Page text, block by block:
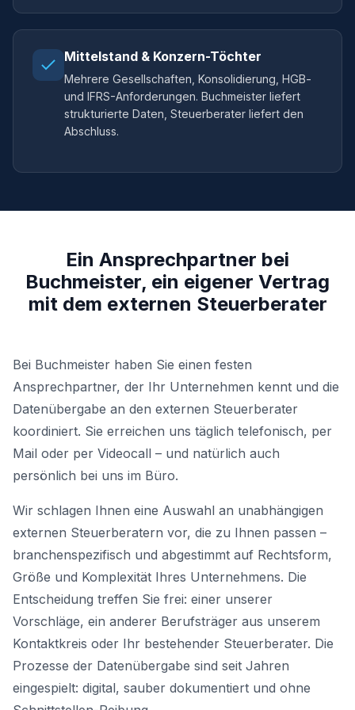
Mittelstand & Konzern-Töchter
Mehrere Gesellschaften, Konsolidierung, HGB-
und IFRS-Anforderungen. Buchmeister liefert
strukturierte Daten, Steuerberater liefert den
Abschluss.
Ein Ansprechpartner bei
Buchmeister, ein eigener Vertrag
mit dem externen Steuerberater
Bei Buchmeister haben Sie einen festen
Ansprechpartner, der Ihr Unternehmen kennt und die
Datenübergabe an den externen Steuerberater
koordiniert. Sie erreichen uns täglich telefonisch, per
Mail oder per Videocall – und natürlich auch
persönlich bei uns im Büro.
Wir schlagen Ihnen eine Auswahl an unabhängigen
externen Steuerberatern vor, die zu Ihnen passen –
branchenspezifisch und abgestimmt auf Rechtsform,
Größe und Komplexität Ihres Unternehmens. Die
Entscheidung treffen Sie frei: einer unserer
Vorschläge, ein anderer Berufsträger aus unserem
Kontaktkreis oder Ihr bestehender Steuerberater. Die
Prozesse der Datenübergabe sind seit Jahren
eingespielt: digital, sauber dokumentiert und ohne